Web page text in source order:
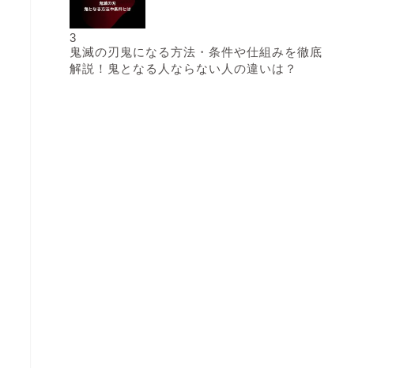
3
鬼滅の刃鬼になる方法・条件や仕組みを徹底
解説！鬼となる人ならない人の違いは？